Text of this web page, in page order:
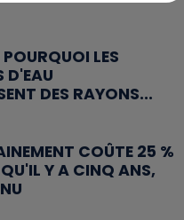
LES
D'EAU
DES RAYONS...
COÛTE 25 %
Y A CINQ ANS,